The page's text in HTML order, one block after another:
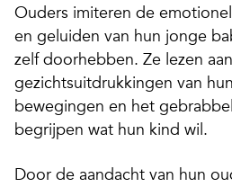
Ouders imiteren de
en geluiden van hun jonge
zelf doorhebben. Ze lezen
gezichtsuitdrukkingen van
bewegingen en het
begrijpen wat hun kind wil.
Door de aandacht van hun